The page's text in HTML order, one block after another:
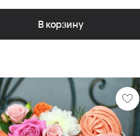
В корзину